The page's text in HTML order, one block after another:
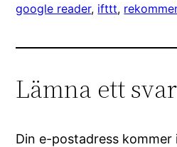
google reader, ifttt,
Lämna ett svar
Din e-postadress kommer